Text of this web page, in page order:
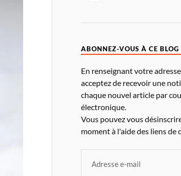
ABONNEZ-VOUS À CE
En renseignant votre
acceptez de recevoir une
chaque nouvel article par
électronique.
Vous pouvez vous
moment à l'aide des liens de